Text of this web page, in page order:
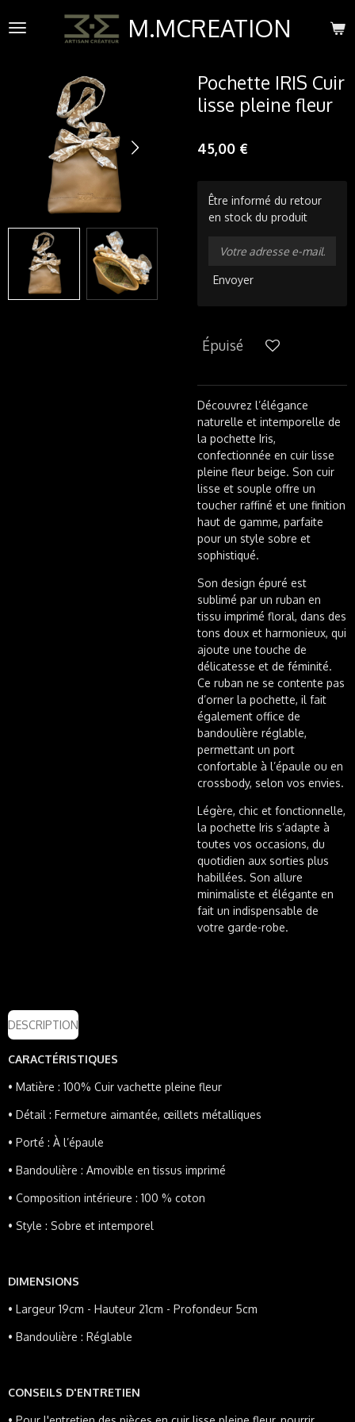
au
M.MCREATION
Pochette IRIS Cuir
lisse pleine fleur
45,00 €
Être informé du retour
en stock du produit
Envoyer
Épuisé
Découvrez l’élégance
naturelle et intemporelle de
la pochette Iris,
confectionnée en cuir lisse
pleine fleur beige. Son cuir
lisse et souple offre un
toucher raffiné et une finition
haut de gamme, parfaite
pour un style sobre et
sophistiqué.
Son design épuré est
sublimé par un ruban en
tissu imprimé floral, dans des
tons doux et harmonieux, qui
ajoute une touche de
délicatesse et de féminité.
Ce ruban ne se contente pas
d’orner la pochette, il fait
également office de
bandoulière réglable,
permettant un port
confortable à l’épaule ou en
crossbody, selon vos envies.
Légère, chic et fonctionnelle,
la pochette Iris s’adapte à
toutes vos occasions, du
quotidien aux sorties plus
habillées. Son allure
minimaliste et élégante en
fait un indispensable de
votre garde-robe.
DESCRIPTION
CARACTÉRISTIQUES
• Matière : 100% Cuir vachette pleine fleur
• Détail : Fermeture aimantée, œillets métalliques
• Porté : À l’épaule
• Bandoulière : Amovible en tissus imprimé
• Composition intérieure : 100 % coton
• Style : Sobre et intemporel
DIMENSIONS
• Largeur 19cm - Hauteur 21cm - Profondeur 5cm
• Bandoulière : Réglable
CONSEILS D'ENTRETIEN